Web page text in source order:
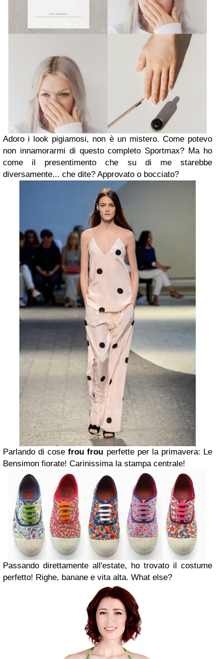
Adoro i look pigiamosi, non è un mistero. Come potevo
non innamorarmi di questo completo Sportmax? Ma ho
come il presentimento che su di me starebbe
diversamente... che dite? Approvato o bocciato?
Parlando di cosefrou frou perfette per la primavera: Le
Bensimon fiorate! Carinissima la stampa centrale!
Passando direttamente all'estate, ho trovato il costume
perfetto! Righe, banane e vita alta. What else?